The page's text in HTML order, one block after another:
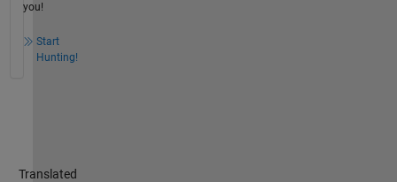
you!
Start
Hunting!
Translated